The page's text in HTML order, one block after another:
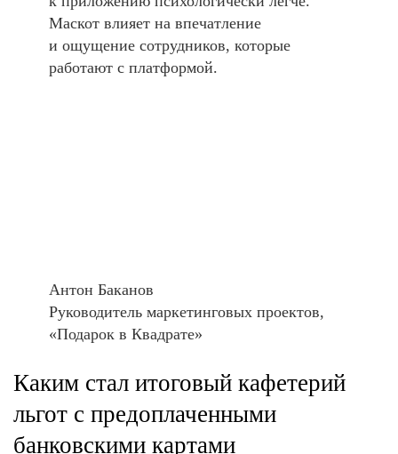
Маскот влияет на впечатление
и ощущение сотрудников, которые
работают с платформой.
Антон Баканов
Руководитель маркетинговых проектов,
«Подарок в Квадрате»
Каким стал итоговый кафетерий
льгот с предоплаченными
банковскими картами